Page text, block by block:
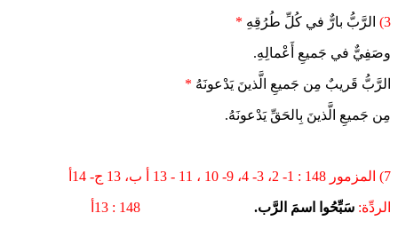
3) الرَّبُّ بارٌّ في كُلِّ طُرُقِهِ *
وصَفِيٌّ في جَميعِ أَعْمالِهِ.
الرَّبُّ قَريبٌ مِن جَميعِ الَّذينَ يَدْعونَهُ *
مِن جَميعِ الَّذينَ بِالحَقِّ يَدْعونَهُ.
7) المزمور 148 : 1- 2، 3- 4، 9- 10 ، 11 - 13 أ ب، 13 ج- 14أ
الردِّة: سَبِّحُوا اسمَ الرَّب.